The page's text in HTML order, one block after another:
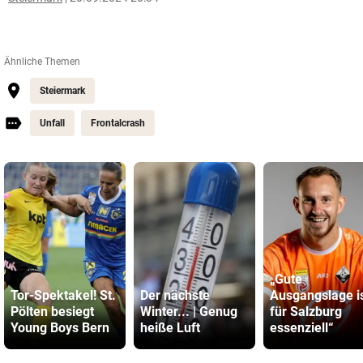
Ähnliche Themen
Steiermark
Unfall Frontalcrash
Tor-Spektakel! St.
Pölten besiegt
Young Boys Bern
Der nächste
Winter... | Genug
heiße Luft
„Gute
Ausgangslage
für Salzburg
essenziell“